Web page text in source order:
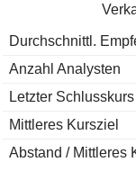
Durchschnittl.
Anzahl Analysten
Letzter Schlusskurs
Mittleres Kursziel
Abstand / Mittleres